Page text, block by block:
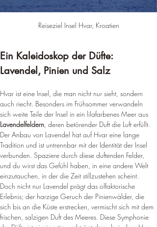
Reiseziel Insel Hvar, Kroatien
Ein Kaleidoskop der Düfte:
Lavendel, Pinien und Salz
Hvar ist eine Insel, die man nicht nur sieht, sondern
auch riecht. Besonders im Frühsommer verwandeln
sich weite Teile der Insel in ein lilafarbenes Meer aus
Lavendelfeldern, deren betörender Duft die Luft erfüllt.
Der Anbau von Lavendel hat auf Hvar eine lange
Tradition und ist untrennbar mit der Identität der Insel
verbunden. Spaziere durch diese duftenden Felder,
und du wirst das Gefühl haben, in eine andere Welt
einzutauchen, in der die Zeit stillzustehen scheint.
Doch nicht nur Lavendel prägt das olfaktorische
Erlebnis; der harzige Geruch der Pinienwälder, die
sich bis an die Küste erstrecken, vermischt sich mit dem
frischen, salzigen Duft des Meeres. Diese Symphonie